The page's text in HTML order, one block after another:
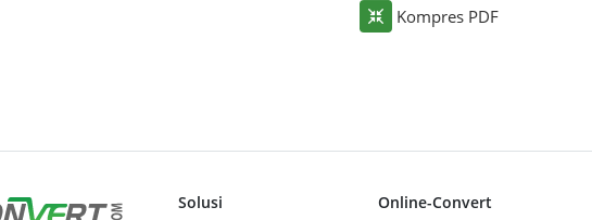
Kompres PDF
Solusi Online-Convert